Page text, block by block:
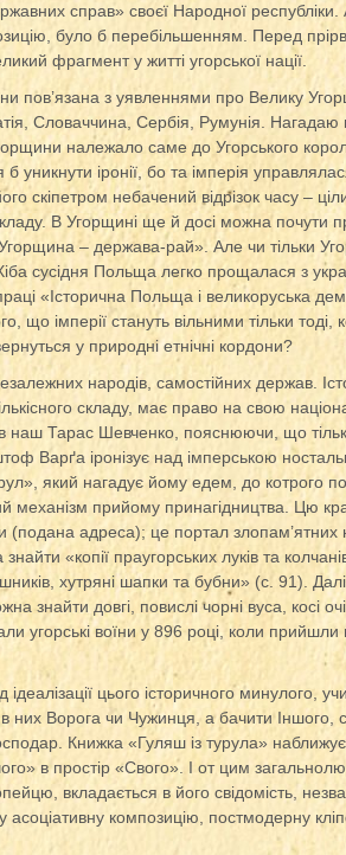
справ» своєї Народної
було б перебільшенням. Перед
фрагмент у житті угорської нації.
пов’язана з уявленнями про Велику
Словаччина, Сербія, Румунія. Нагадаю
належало саме до Угорського
б уникнути іронії, бо та імперія
скіпетром небачений відрізок часу –
В Угорщині ще й досі можна почути
– держава-рай». Але чи тільки
сусідня Польща легко прощалася з
«Історична Польща і великоруська
що імперії стануть вільними тільки
у природні етнічні кордони?
народів, самостійних держав.
складу, має право на свою
наш Тарас Шевченко, пояснюючи, що
Варґа іронізує над імперською
який нагадує йому едем, до котрого
механізм прийому принагідництва. Цю
(подана адреса); це портал злопам’ятних
«копії праугорських луків та
хутряні шапки та бубни» (с. 91).
знайти довгі, повислі чорні вуса, косі
угорські воїни у 896 році, коли
цього історичного минулого,
них Ворога чи Чужинця, а бачити Іншого,
Книжка «Гуляш із турула»
в простір «Свого». І от цим
вкладається в його свідомість,
асоціативну композицію, постмодерну